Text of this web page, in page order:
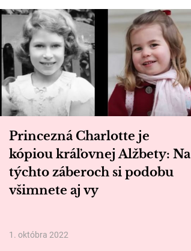
Princezná Charlotte je
kópiou kráľovnej Alžbety: Na
týchto záberoch si podobu
všimnete aj vy
1. októbra 2022